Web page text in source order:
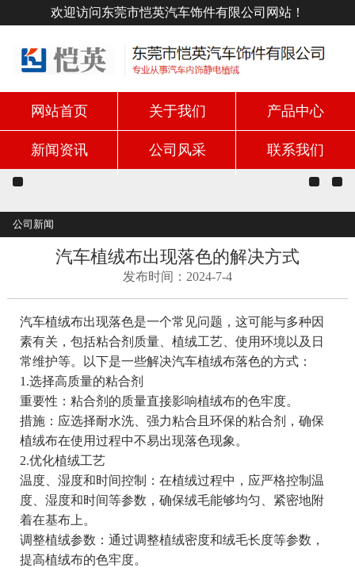
欢迎访问东莞市恺英汽车饰件有限公司网站！
网站首页 关于我们 产品中心
新闻资讯 公司风采 联系我们
公司新闻
汽车植绒布出现落色的解决方式
发布时间：2024-7-4
汽车植绒布出现落色是一个常见问题，这可能与多种因
素有关，包括粘合剂质量、植绒工艺、使用环境以及日
常维护等。以下是一些解决汽车植绒布落色的方式：
1.选择高质量的粘合剂
重要性：粘合剂的质量直接影响植绒布的色牢度。
措施：应选择耐水洗、强力粘合且环保的粘合剂，确保
植绒布在使用过程中不易出现落色现象。
2.优化植绒工艺
温度、湿度和时间控制：在植绒过程中，应严格控制温
度、湿度和时间等参数，确保绒毛能够均匀、紧密地附
着在基布上。
调整植绒参数：通过调整植绒密度和绒毛长度等参数，
提高植绒布的色牢度。